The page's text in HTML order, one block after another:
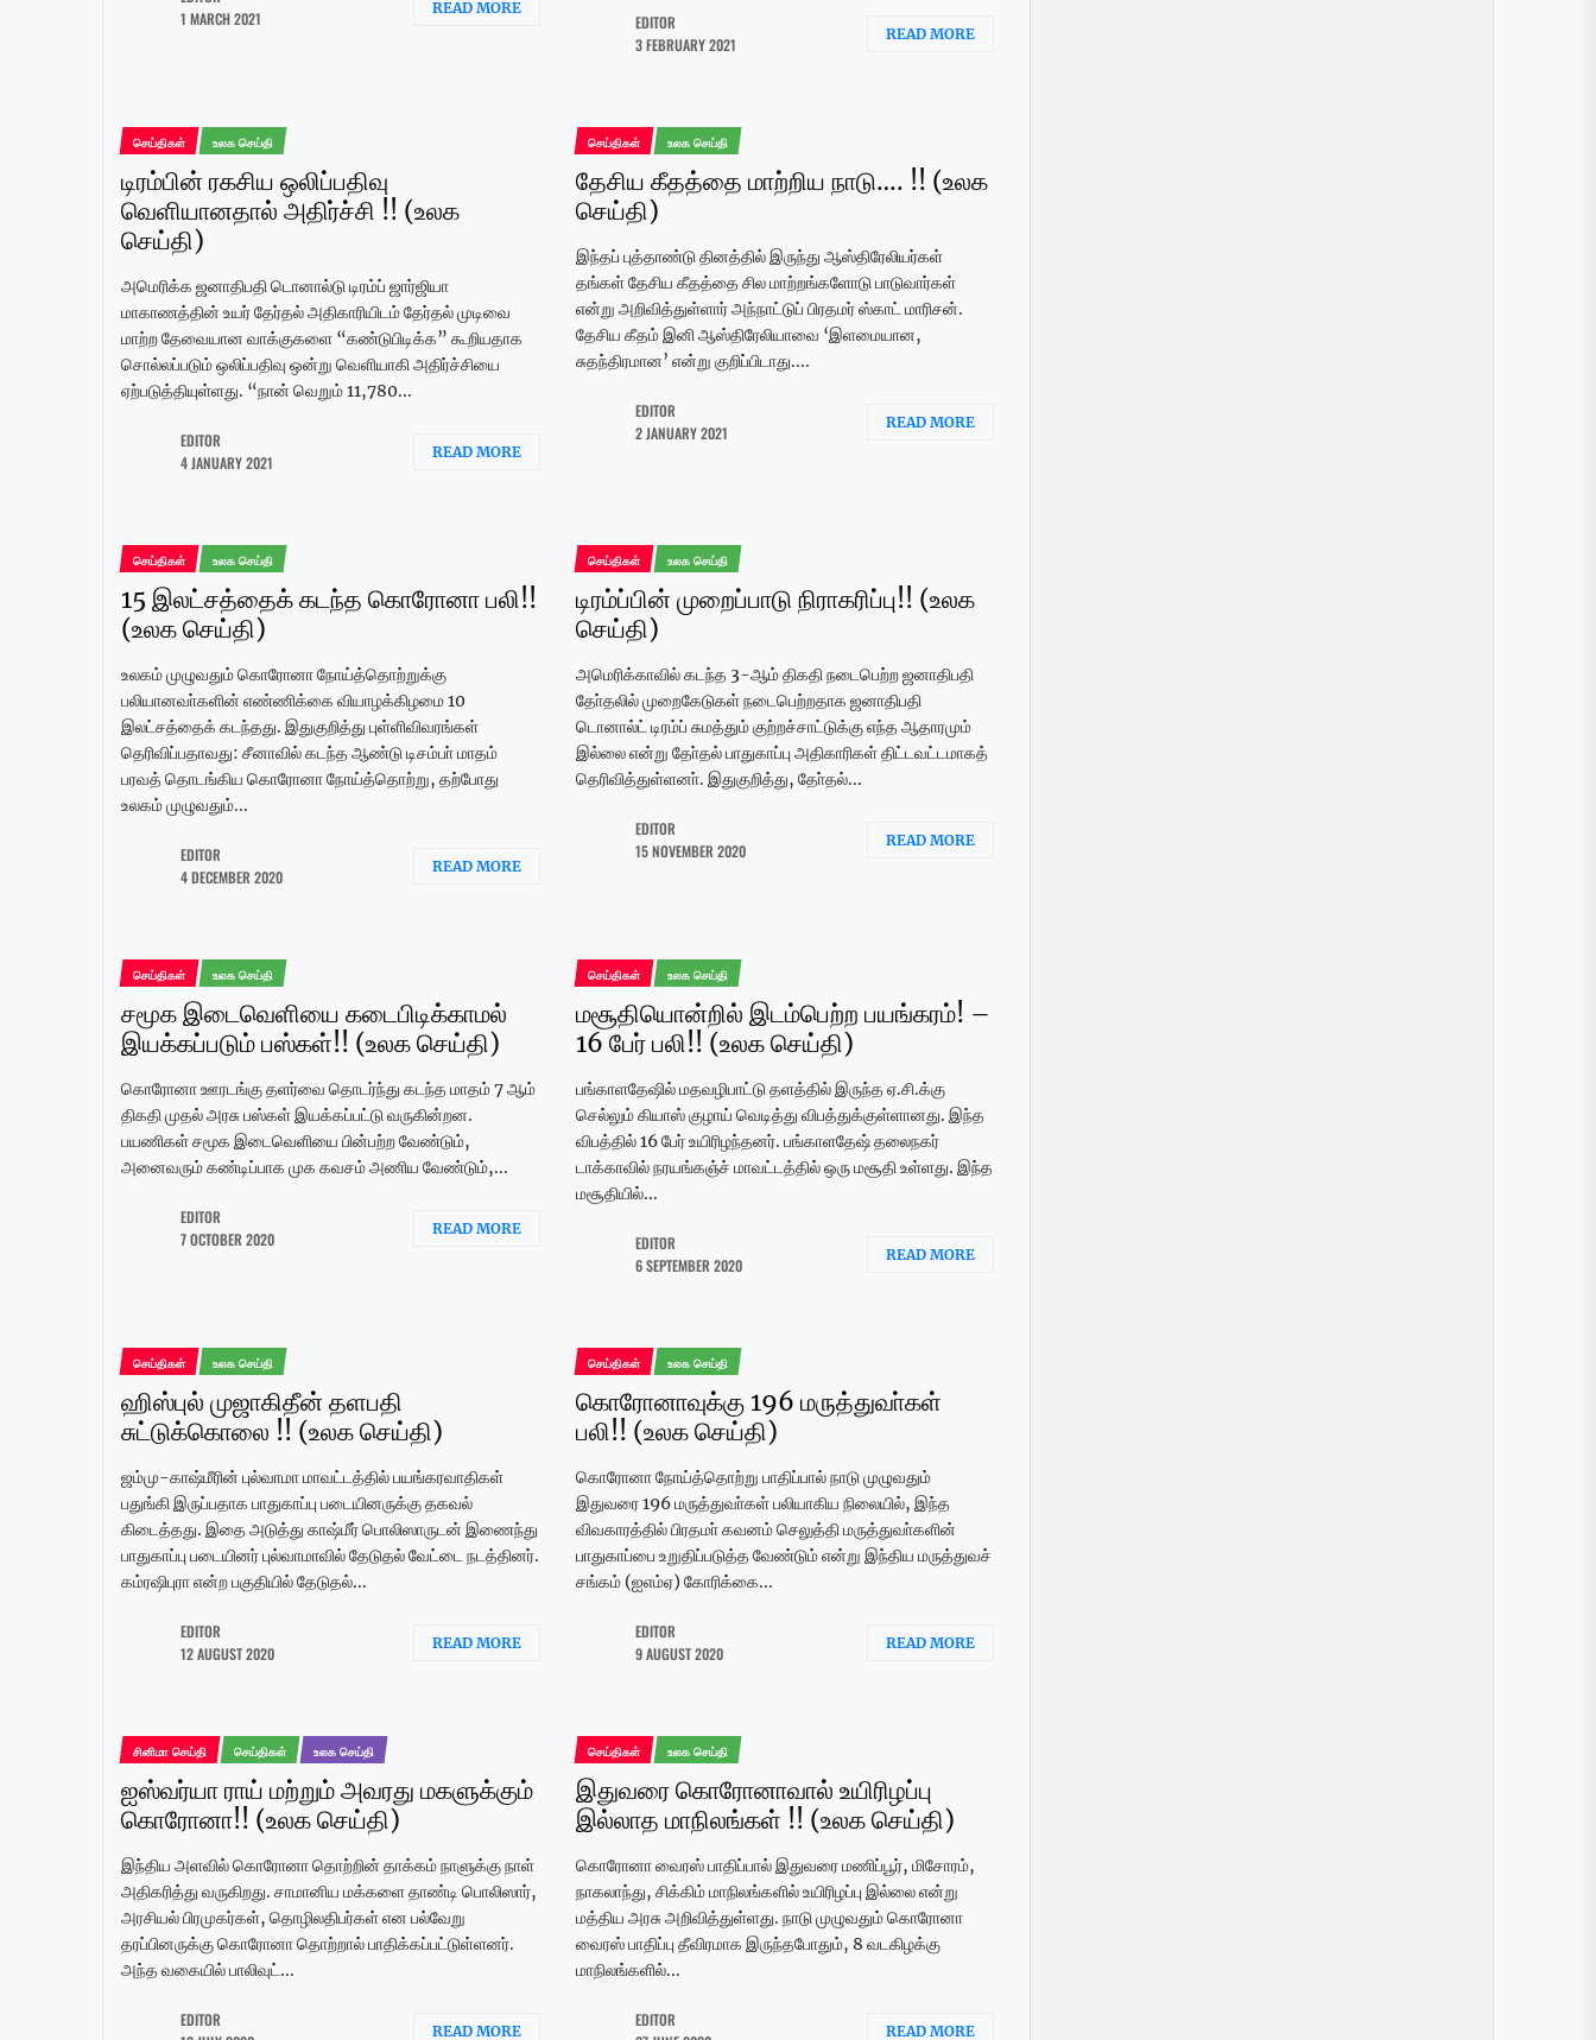
1 MARCH 2021
READ MORE
EDITOR
3 FEBRUARY 2021
READ MORE
செய்திகள் உலக செய்தி
டிரம்பின் ரகசிய ஒலிப்பதிவு
வெளியானதால் அதிர்ச்சி !! (உலக
செய்தி)
அமெரிக்க ஜனாதிபதி டொனால்டு டிரம்ப் ஜார்ஜியா
மாகாணத்தின் உயர் தேர்தல் அதிகாரியிடம் தேர்தல் முடிவை
மாற்ற தேவையான வாக்குகளை “கண்டுபிடிக்க” கூறியதாக
சொல்லப்படும் ஒலிப்பதிவு ஒன்று வெளியாகி அதிர்ச்சியை
ஏற்படுத்தியுள்ளது. “நான் வெறும் 11,780...
EDITOR
4 JANUARY 2021
READ MORE
செய்திகள் உலக செய்தி
தேசிய கீதத்தை மாற்றிய நாடு…. !! (உலக
செய்தி)
இந்தப் புத்தாண்டு தினத்தில் இருந்து ஆஸ்திரேலியர்கள்
தங்கள் தேசிய கீதத்தை சில மாற்றங்களோடு பாடுவார்கள்
என்று அறிவித்துள்ளார் அந்நாட்டுப் பிரதமர் ஸ்காட் மாரிசன்.
தேசிய கீதம் இனி ஆஸ்திரேலியாவை ‘இளமையான,
சுதந்திரமான’ என்று குறிப்பிடாது....
EDITOR
2 JANUARY 2021
READ MORE
செய்திகள் உலக செய்தி
15 இலட்சத்தைக் கடந்த கொரோனா பலி!!
(உலக செய்தி)
உலகம் முழுவதும் கொரோனா நோய்த்தொற்றுக்கு
பலியானவா்களின் எண்ணிக்கை வியாழக்கிழமை 10
இலட்சத்தைக் கடந்தது. இதுகுறித்து புள்ளிவிவரங்கள்
தெரிவிப்பதாவது: சீனாவில் கடந்த ஆண்டு டிசம்பா் மாதம்
பரவத் தொடங்கிய கொரோனா நோய்த்தொற்று, தற்போது
உலகம் முழுவதும்...
EDITOR
4 DECEMBER 2020
READ MORE
செய்திகள் உலக செய்தி
டிரம்ப்பின் முறைப்பாடு நிராகரிப்பு!! (உலக
செய்தி)
அமெரிக்காவில் கடந்த 3-ஆம் திகதி நடைபெற்ற ஜனாதிபதி
தோ்தலில் முறைகேடுகள் நடைபெற்றதாக ஜனாதிபதி
டொனால்ட் டிரம்ப் சுமத்தும் குற்றச்சாட்டுக்கு எந்த ஆதாரமும்
இல்லை என்று தோ்தல் பாதுகாப்பு அதிகாரிகள் திட்டவட்டமாகத்
தெரிவித்துள்ளனா். இதுகுறித்து, தோ்தல்...
EDITOR
15 NOVEMBER 2020
READ MORE
செய்திகள் உலக செய்தி
சமூக இடைவெளியை கடைபிடிக்காமல்
இயக்கப்படும் பஸ்கள்!! (உலக செய்தி)
கொரோனா ஊரடங்கு தளர்வை தொடர்ந்து கடந்த மாதம் 7 ஆம்
திகதி முதல் அரசு பஸ்கள் இயக்கப்பட்டு வருகின்றன.
பயணிகள் சமூக இடைவெளியை பின்பற்ற வேண்டும்,
அனைவரும் கண்டிப்பாக முக கவசம் அணிய வேண்டும்,...
EDITOR
7 OCTOBER 2020
READ MORE
செய்திகள் உலக செய்தி
மசூதியொன்றில் இடம்பெற்ற பயங்கரம்! –
16 பேர் பலி!! (உலக செய்தி)
பங்காளதேஷில் மதவழிபாட்டு தளத்தில் இருந்த ஏ.சி.க்கு
செல்லும் கியாஸ் குழாய் வெடித்து விபத்துக்குள்ளானது. இந்த
விபத்தில் 16 பேர் உயிரிழந்தனர். பங்காளதேஷ் தலைநகர்
டாக்காவில் நரயங்கஞ்ச் மாவட்டத்தில் ஒரு மசூதி உள்ளது. இந்த
மசூதியில்...
EDITOR
6 SEPTEMBER 2020
READ MORE
செய்திகள் உலக செய்தி
ஹிஸ்புல் முஜாகிதீன் தளபதி
சுட்டுக்கொலை !! (உலக செய்தி)
ஜம்மு-காஷ்மீரின் புல்வாமா மாவட்டத்தில் பயங்கரவாதிகள்
பதுங்கி இருப்பதாக பாதுகாப்பு படையினருக்கு தகவல்
கிடைத்தது. இதை அடுத்து காஷ்மீர் பொலிஸாருடன் இணைந்து
பாதுகாப்பு படையினர் புல்வாமாவில் தேடுதல் வேட்டை நடத்தினர்.
கம்ரஷிபுரா என்ற பகுதியில் தேடுதல்...
EDITOR
12 AUGUST 2020
READ MORE
செய்திகள் உலக செய்தி
கொரோனாவுக்கு 196 மருத்துவா்கள்
பலி!! (உலக செய்தி)
கொரோனா நோய்த்தொற்று பாதிப்பால் நாடு முழுவதும்
இதுவரை 196 மருத்துவா்கள் பலியாகிய நிலையில், இந்த
விவகாரத்தில் பிரதமா் கவனம் செலுத்தி மருத்துவா்களின்
பாதுகாப்பை உறுதிப்படுத்த வேண்டும் என்று இந்திய மருத்துவச்
சங்கம் (ஐஎம்ஏ) கோரிக்கை...
EDITOR
9 AUGUST 2020
READ MORE
சினிமா செய்தி செய்திகள் உலக செய்தி
ஐஸ்வர்யா ராய் மற்றும் அவரது மகளுக்கும்
கொரோனா!! (உலக செய்தி)
இந்திய அளவில் கொரோனா தொற்றின் தாக்கம் நாளுக்கு நாள்
அதிகரித்து வருகிறது. சாமானிய மக்களை தாண்டி பொலிஸார்,
அரசியல் பிரமுகர்கள், தொழிலதிபர்கள் என பல்வேறு
தரப்பினருக்கு கொரோனா தொற்றால் பாதிக்கப்பட்டுள்ளனர்.
அந்த வகையில் பாலிவுட்...
EDITOR
READ MORE
செய்திகள் உலக செய்தி
இதுவரை கொரோனாவால் உயிரிழப்பு
இல்லாத மாநிலங்கள் !! (உலக செய்தி)
கொரோனா வைரஸ் பாதிப்பால் இதுவரை மணிப்பூர், மிசோரம்,
நாகலாந்து, சிக்கிம் மாநிலங்களில் உயிரிழப்பு இல்லை என்று
மத்திய அரசு அறிவித்துள்ளது. நாடு முழுவதும் கொரோனா
வைரஸ் பாதிப்பு தீவிரமாக இருந்தபோதும், 8 வடகிழக்கு
மாநிலங்களில்...
EDITOR
READ MORE